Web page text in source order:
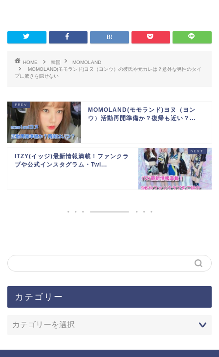
HOME 韓国
MOMOLAND
MOMOLAND(モモランド)ヨヌ（ヨンウ）の彼氏や元カレは？意外な男性のタイ
プに驚きを隠せない
MOMOLAND(モモランド)ヨヌ（ヨン
ウ）活動再開準備か？復帰も近い？...
ITZY(イッジ)最新情報満載！ファンクラ
ブや公式インスタグラム・Twi...
カテゴリー